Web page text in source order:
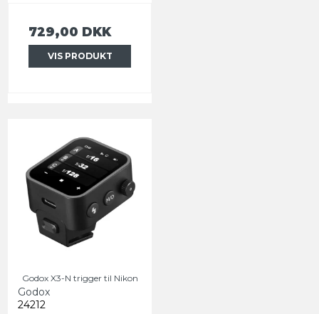
729,00 DKK
VIS PRODUKT
Godox X3-N trigger til Nikon
Godox
24212